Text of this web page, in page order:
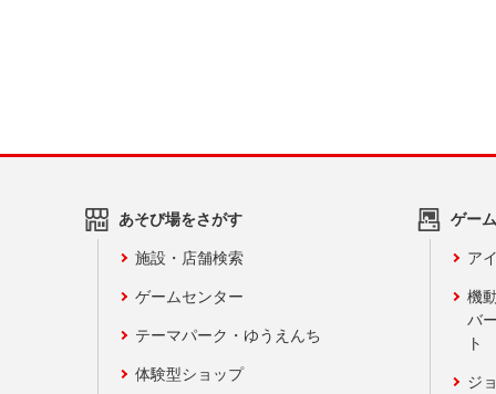
あそび場をさがす
施設・店舗検索
ゲームセンター
テーマパーク・ゆうえんち
体験型ショップ
ゲー
ア
機
バ
ト
ジ